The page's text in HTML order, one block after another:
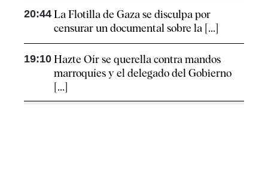
20:44 La Flotilla de Gaza se disculpa por
censurar un documental sobre la [...]
19:10 Hazte Oír se querella contra mandos
marroquíes y el delegado del Gobierno
[...]